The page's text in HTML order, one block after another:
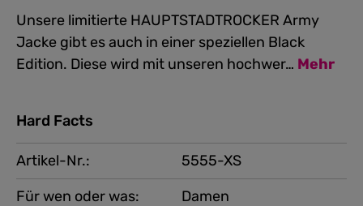
Unsere limitierte HAUPTSTADTROCKER Army
Jacke gibt es auch in einer speziellen Black
Edition. Diese wird mit unseren hochwer… Mehr
Hard Facts
Artikel-Nr.:
5555-XS
Für wen oder was:
Damen